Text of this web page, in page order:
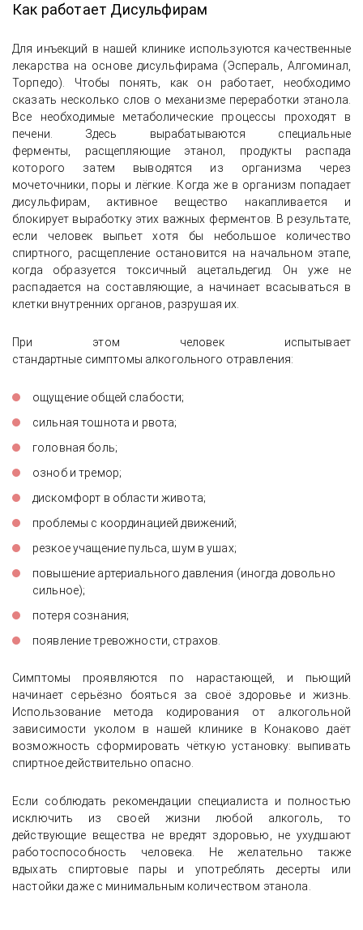
Как работает Дисульфирам
Для инъекций в нашей клинике используются качественные
лекарства на основе дисульфирама (Эспераль, Алгоминал,
Торпедо). Чтобы понять, как он работает, необходимо
сказать несколько слов о механизме переработки этанола.
Все необходимые метаболические процессы проходят в
печени. Здесь вырабатываются специальные
ферменты, расщепляющие этанол, продукты распада
которого затем выводятся из организма через
мочеточники, поры и лёгкие. Когда же в организм попадает
дисульфирам, активное вещество накапливается и
блокирует выработку этих важных ферментов. В результате,
если человек выпьет хотя бы небольшое количество
спиртного, расщепление остановится на начальном этапе,
когда образуется токсичный ацетальдегид. Он уже не
распадается на составляющие, а начинает всасываться в
клетки внутренних органов, разрушая их.
При этом человек испытывает
стандартные симптомы алкогольного отравления:
ощущение общей слабости;
сильная тошнота и рвота;
головная боль;
озноб и тремор;
дискомфорт в области живота;
проблемы с координацией движений;
резкое учащение пульса, шум в ушах;
повышение артериального давления (иногда довольно
сильное);
потеря сознания;
появление тревожности, страхов.
Симптомы проявляются по нарастающей, и пьющий
начинает серьёзно бояться за своё здоровье и жизнь.
Использование метода кодирования от алкогольной
зависимости уколом в нашей клинике в Конаково даёт
возможность сформировать чёткую установку: выпивать
спиртное действительно опасно.
Если соблюдать рекомендации специалиста и полностью
исключить из своей жизни любой алкоголь, то
действующие вещества не вредят здоровью, не ухудшают
работоспособность человека. Не желательно также
вдыхать спиртовые пары и употреблять десерты или
настойки даже с минимальным количеством этанола.